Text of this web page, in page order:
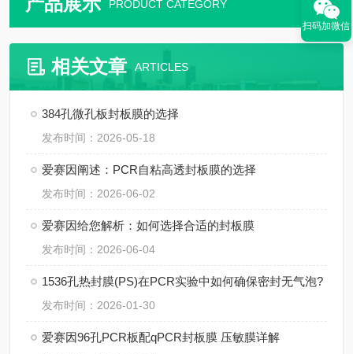
PRODUCT CATEGORY
相关文章 ARTICLES
384孔微孔板封板膜的选择
发布时间：2026-05-18
爱赛因阐述：PCR自粘高透封板膜的选择
发布时间：2026-06-02
爱赛因给您解析：如何选择合适的封板膜
发布时间：2026-06-04
1536孔热封膜(PS)在PCR实验中如何确保密封无气泡?
发布时间：2026-01-30
爱赛因96孔PCR板配qPCR封板膜 压敏膜详解
扫码加微信